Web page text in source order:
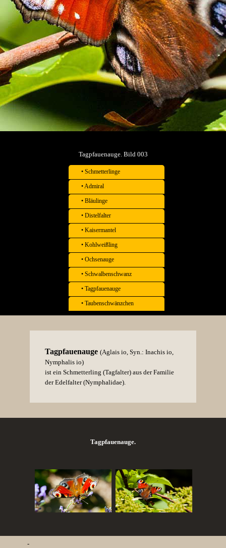
Tagpfauenauge. Bild 003
• Schmetterlinge
• Admiral
• Bläulinge
• Distelfalter
• Kaisermantel
• Kohlweißling
• Ochsenauge
• Schwalbenschwanz
• Tagpfauenauge
• Taubenschwänzchen
Tagpfauenauge (Aglais io, Syn.: Inachis io,
Nymphalis io)
ist ein Schmetterling (Tagfalter) aus der Familie
der Edelfalter (Nymphalidae).
Tagpfauenauge.
-